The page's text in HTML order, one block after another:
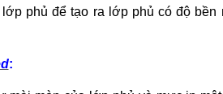
phủ để tạo ra lớp phủ có độ bền
: